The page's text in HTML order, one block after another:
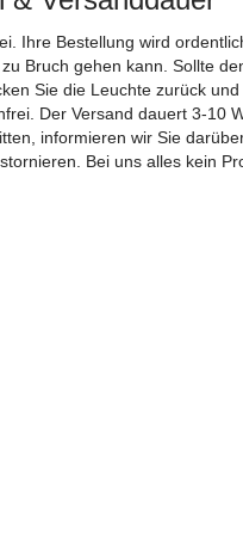
Ihre Bestellung wird
Bruch gehen kann. Sollte
Sie die Leuchte zurück
Der Versand dauert 3-10
informieren wir Sie
Bei uns alles kein